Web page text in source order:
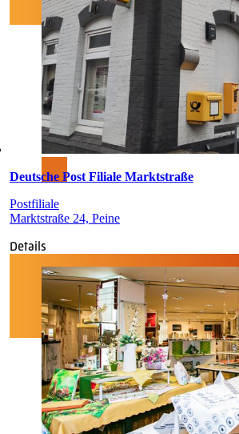
Deutsche Post Filiale Marktstraße
Postfiliale
Marktstraße 24, Peine
Details